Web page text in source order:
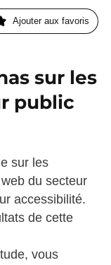
Ajouter aux favoris
sur les
public
sur les
du secteur
accessibilité.
de cette
vous